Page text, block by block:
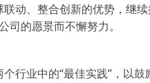
动、整合创新的优势，继
的愿景而不懈努力。
行业中的“最佳实践”，